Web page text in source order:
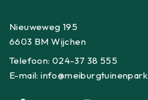
Nieuweweg 195
6603 BM Wijchen
Telefoon:024-37 38 555
E-mail: